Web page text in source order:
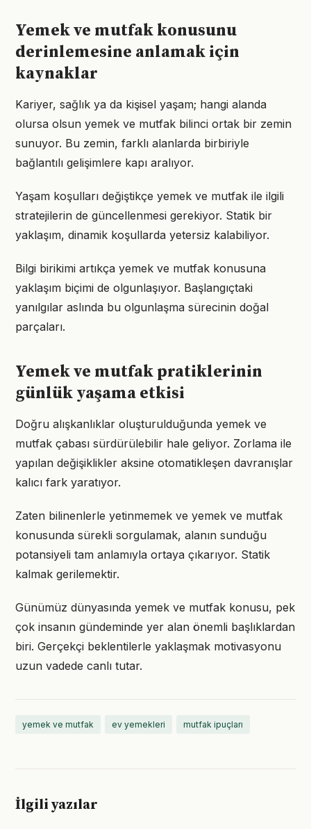
Yemek ve mutfak konusunu
derinlemesine anlamak için
kaynaklar
Kariyer, sağlık ya da kişisel yaşam; hangi alanda
olursa olsun yemek ve mutfak bilinci ortak bir zemin
sunuyor. Bu zemin, farklı alanlarda birbiriyle
bağlantılı gelişimlere kapı aralıyor.
Yaşam koşulları değiştikçe yemek ve mutfak ile ilgili
stratejilerin de güncellenmesi gerekiyor. Statik bir
yaklaşım, dinamik koşullarda yetersiz kalabiliyor.
Bilgi birikimi artıkça yemek ve mutfak konusuna
yaklaşım biçimi de olgunlaşıyor. Başlangıçtaki
yanılgılar aslında bu olgunlaşma sürecinin doğal
parçaları.
Yemek ve mutfak pratiklerinin
günlük yaşama etkisi
Doğru alışkanlıklar oluşturulduğunda yemek ve
mutfak çabası sürdürülebilir hale geliyor. Zorlama ile
yapılan değişiklikler aksine otomatikleşen davranışlar
kalıcı fark yaratıyor.
Zaten bilinenlerle yetinmemek ve yemek ve mutfak
konusunda sürekli sorgulamak, alanın sunduğu
potansiyeli tam anlamıyla ortaya çıkarıyor. Statik
kalmak gerilemektir.
Günümüz dünyasında yemek ve mutfak konusu, pek
çok insanın gündeminde yer alan önemli başlıklardan
biri. Gerçekçi beklentilerle yaklaşmak motivasyonu
uzun vadede canlı tutar.
yemek ve mutfak ev yemekleri mutfak ipuçları
İlgili yazılar